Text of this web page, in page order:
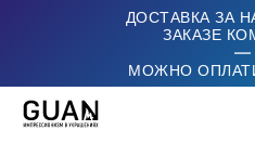
ДОСТАВКА ЗА
ЗАКАЗЕ
|
МОЖНО